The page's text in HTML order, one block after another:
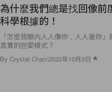
為什麼我們總是找回像
科學根據的！
「怎麼我眼內人人像你，人人是你
真實的戀愛模式？
By Crystal Chan/2022年10月3日